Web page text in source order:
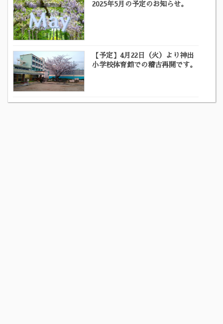
2025年5月の予定のお知らせ。
【予定】4月22日（火）より神出
小学校体育館での稽古再開です。